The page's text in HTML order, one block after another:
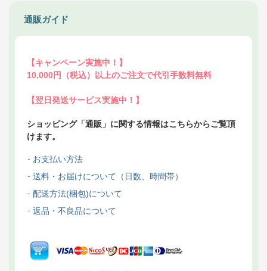
通販ガイド
【キャンペーン実施中！】
10,000円（税込）以上のご注文で代引手数料無料
【翌日発送サービス実施中！】
ショッピング「通販」に関する情報はこちらからご覧頂
けます。
お支払い方法
送料・お届けについて（日数、時間帯）
配送方法(梱包)について
返品・不良品について